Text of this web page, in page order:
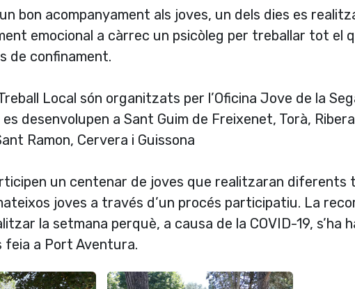
bon acompanyament als joves, un dels dies es
emocional a càrrec un psicòleg per treballar tot el
de confinament.
Local són organitzats per l’Oficina Jove de la
desenvolupen a Sant Guim de Freixenet, Torà,
Ramon, Cervera i Guissona
un centenar de joves que realitzaran diferents
joves a través d’un procés participatiu. La
la setmana perquè, a causa de la COVID-19, s’ha
feia a Port Aventura.